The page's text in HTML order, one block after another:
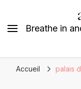
Breathe in
Accueil palais